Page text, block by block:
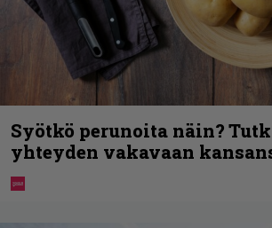
Syötkö perunoita näin?
yhteyden vakavaan